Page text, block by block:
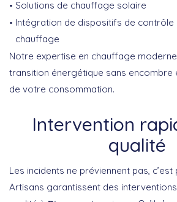
Solutions de chauffage solaire
Intégration de dispositifs de contrôle
chauffage
Notre expertise en chauffage
transition énergétique sans encombre
de votre consommation.
Intervention
qualité
Les incidents ne préviennent pas,
Artisans garantissent des